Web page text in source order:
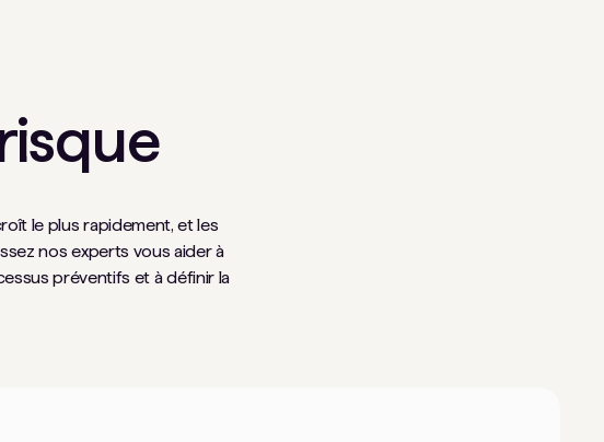
le plus rapidement, et les
nos experts vous aider à
préventifs et à définir la